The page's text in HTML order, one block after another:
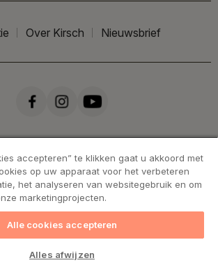
Over Kirsch Nieuwsbrief
Cookies
accepteren” te klikken gaat u akkoord met
op uw apparaat voor het verbeteren
het analyseren van websitegebruik en om
marketingprojecten.
Alle cookies accepteren
Alles afwijzen